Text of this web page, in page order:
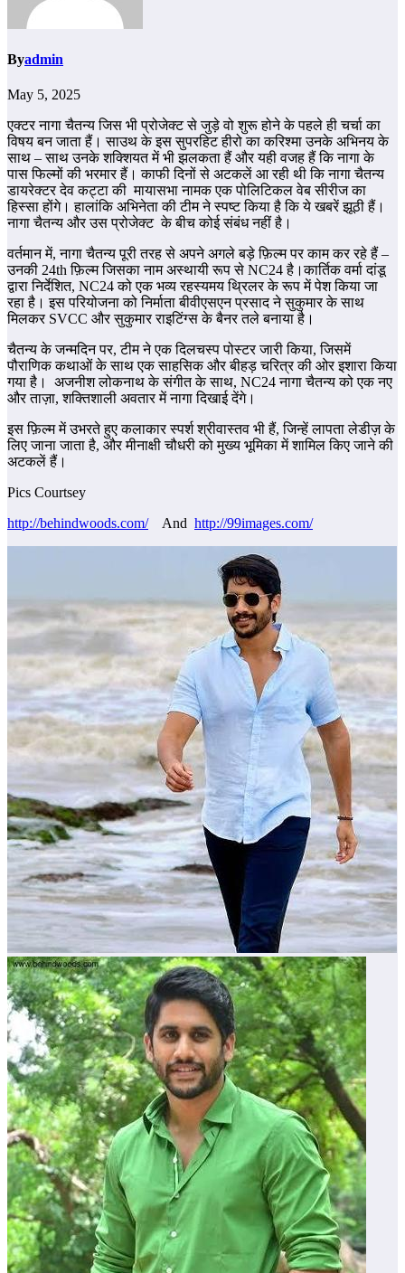
Byadmin
May 5, 2025
एक्टर नागा चैतन्य जिस भी प्रोजेक्ट से जुड़े वो शुरू होने के पहले ही चर्चा का
विषय बन जाता हैं। साउथ के इस सुपरहिट हीरो का करिश्मा उनके अभिनय के
साथ – साथ उनके शक्शियत में भी झलकता हैं और यही वजह हैं कि नागा के
पास फिल्मों की भरमार हैं। काफी दिनों से अटकलें आ रही थी कि नागा चैतन्य
डायरेक्टर देव कट्टा की मायासभा नामक एक पोलिटिकल वेब सीरीज का
हिस्सा होंगे। हालांकि अभिनेता की टीम ने स्पष्ट किया है कि ये खबरें झूठी हैं।
नागा चैतन्य और उस प्रोजेक्ट के बीच कोई संबंध नहीं है।
वर्तमान में, नागा चैतन्य पूरी तरह से अपने अगले बड़े फ़िल्म पर काम कर रहे हैं –
उनकी 24th फ़िल्म जिसका नाम अस्थायी रूप से NC24 है।कार्तिक वर्मा दांडू
द्वारा निर्देशित, NC24 को एक भव्य रहस्यमय थ्रिलर के रूप में पेश किया जा
रहा है। इस परियोजना को निर्माता बीवीएसएन प्रसाद ने सुकुमार के साथ
मिलकर SVCC और सुकुमार राइटिंग्स के बैनर तले बनाया है।
चैतन्य के जन्मदिन पर, टीम ने एक दिलचस्प पोस्टर जारी किया, जिसमें
पौराणिक कथाओं के साथ एक साहसिक और बीहड़ चरित्र की ओर इशारा किया
गया है। अजनीश लोकनाथ के संगीत के साथ, NC24 नागा चैतन्य को एक नए
और ताज़ा, शक्तिशाली अवतार में नागा दिखाई देंगे।
इस फ़िल्म में उभरते हुए कलाकार स्पर्श श्रीवास्तव भी हैं, जिन्हें लापता लेडीज़ के
लिए जाना जाता है, और मीनाक्षी चौधरी को मुख्य भूमिका में शामिल किए जाने की
अटकलें हैं।
Pics Courtsey
http://behindwoods.com/And http://99images.com/